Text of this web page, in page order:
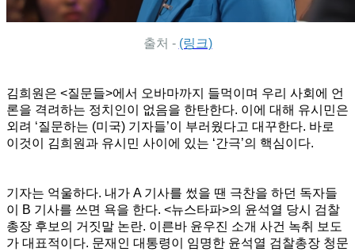
출처 - (링크)
김희원은 <질문들>에서 오바마까지 들먹이며 우리 사회에 언
론을 격려하는 정치인이 없음을 한탄한다. 이에 대해 유시민은
외려 ‘질문하는 (미국) 기자들’이 부러웠다고 대꾸한다. 바로
이것이 김희원과 유시민 사이에 있는 ‘간극’의 핵심이다.
기자는 억울하다. 내가 A 기사를 썼을 땐 극찬을 하던 독자들
이 B 기사를 쓰면 욕을 한다. <뉴스타파>의 윤석열 당시 검찰
총장 후보의 거짓말 논란. 이른바 윤우진 소개 사건 녹취 보도
가 대표적이다. 문재인 대통령이 임명한 윤석열 검찰총장 청문